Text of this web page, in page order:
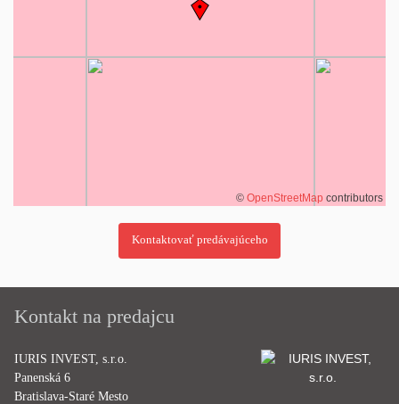
© OpenStreetMap contributors
Kontakt na predajcu
IURIS INVEST, s.r.o.
Panenská 6
Bratislava-Staré Mesto